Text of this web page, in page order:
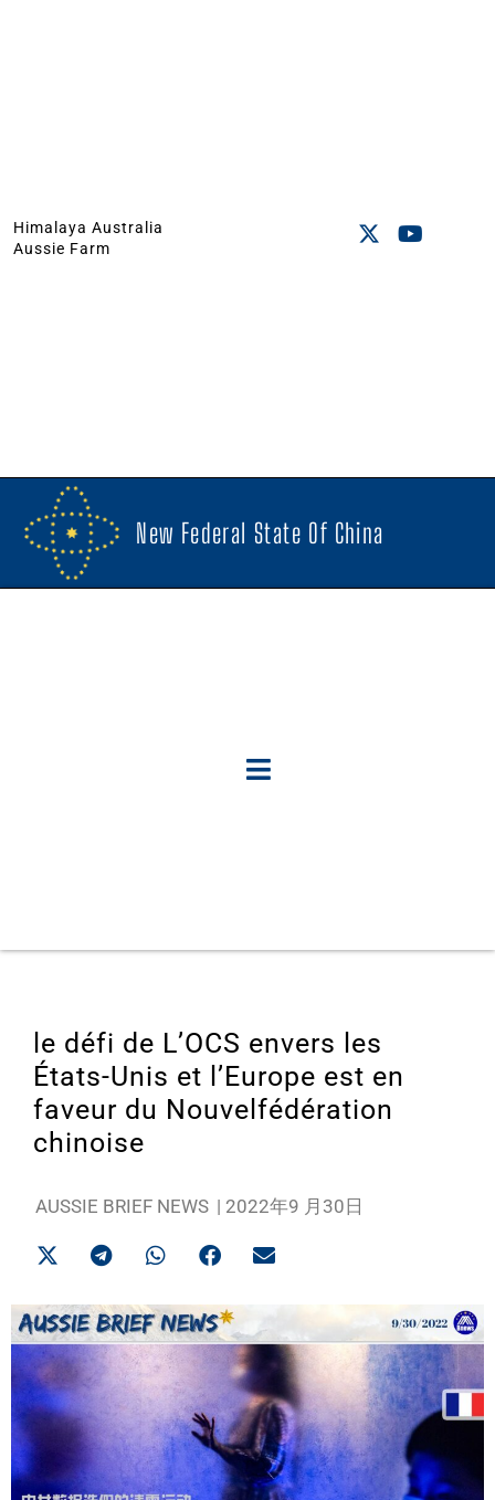
Himalaya Australia
Aussie Farm
New Federal State Of China
le défi de L’OCS envers les
États-Unis et l’Europe est en
faveur du Nouvelfédération
chinoise
AUSSIE BRIEF NEWS | 2022年9 月30日